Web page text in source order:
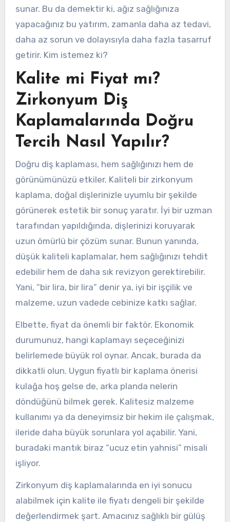
sunar. Bu da demektir ki, ağız sağlığınıza
yapacağınız bu yatırım, zamanla daha az tedavi,
daha az sorun ve dolayısıyla daha fazla tasarruf
getirir. Kim istemez ki?
Kalite mi Fiyat mı?
Zirkonyum Diş
Kaplamalarında Doğru
Tercih Nasıl Yapılır?
Doğru diş kaplaması, hem sağlığınızı hem de
görünümünüzü etkiler. Kaliteli bir zirkonyum
kaplama, doğal dişlerinizle uyumlu bir şekilde
görünerek estetik bir sonuç yaratır. İyi bir uzman
tarafından yapıldığında, dişlerinizi koruyarak
uzun ömürlü bir çözüm sunar. Bunun yanında,
düşük kaliteli kaplamalar, hem sağlığınızı tehdit
edebilir hem de daha sık revizyon gerektirebilir.
Yani, “bir lira, bir lira” denir ya, iyi bir işçilik ve
malzeme, uzun vadede cebinize katkı sağlar.
Elbette, fiyat da önemli bir faktör. Ekonomik
durumunuz, hangi kaplamayı seçeceğinizi
belirlemede büyük rol oynar. Ancak, burada da
dikkatli olun. Uygun fiyatlı bir kaplama önerisi
kulağa hoş gelse de, arka planda nelerin
döndüğünü bilmek gerek. Kalitesiz malzeme
kullanımı ya da deneyimsiz bir hekim ile çalışmak,
ileride daha büyük sorunlara yol açabilir. Yani,
buradaki mantık biraz “ucuz etin yahnisi” misali
işliyor.
Zirkonyum diş kaplamalarında en iyi sonucu
alabilmek için kalite ile fiyatı dengeli bir şekilde
değerlendirmek şart. Amacınız sağlıklı bir gülüş